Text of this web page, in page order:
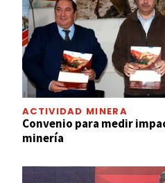
ACTIVIDAD MINERA
Convenio para medir
minería